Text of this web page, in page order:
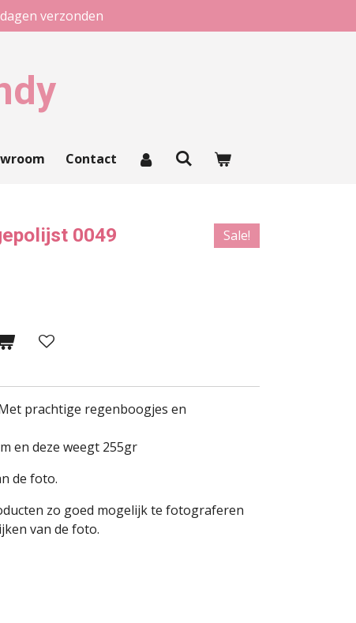
verzonden
Contact
0049 Sale!
prachtige regenboogjes en
en deze weegt 255gr
de foto.
zo goed mogelijk te fotograferen
van de foto.